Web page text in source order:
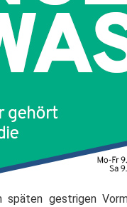
späten gestrigen